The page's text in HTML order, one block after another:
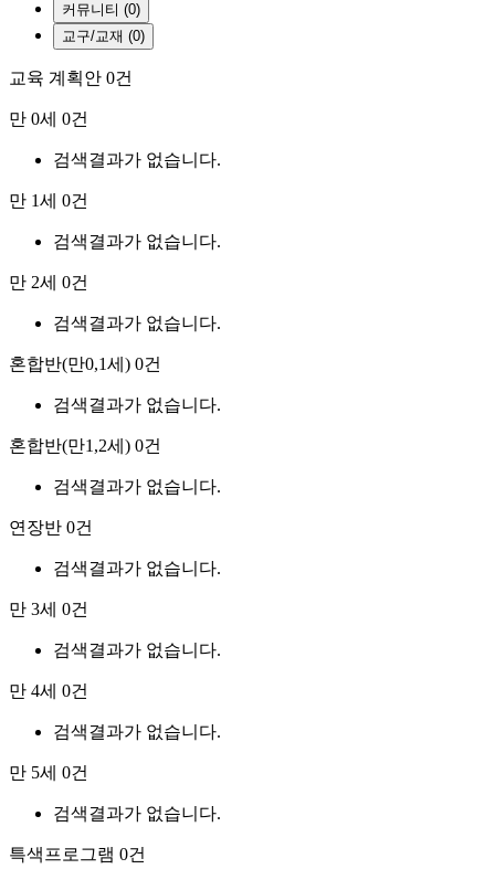
커뮤니티 (0)
교구/교재 (0)
교육 계획안 0건
만 0세 0건
검색결과가 없습니다.
만 1세 0건
검색결과가 없습니다.
만 2세 0건
검색결과가 없습니다.
혼합반(만0,1세) 0건
검색결과가 없습니다.
혼합반(만1,2세) 0건
검색결과가 없습니다.
연장반 0건
검색결과가 없습니다.
만 3세 0건
검색결과가 없습니다.
만 4세 0건
검색결과가 없습니다.
만 5세 0건
검색결과가 없습니다.
특색프로그램 0건